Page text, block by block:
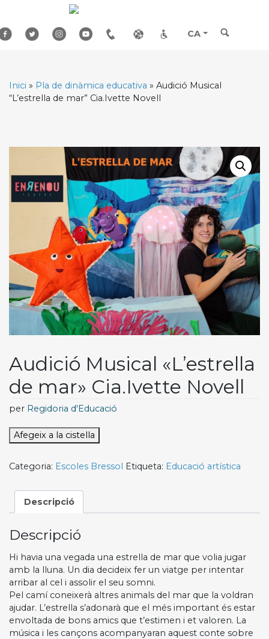
content
CA
Inici » Pla de dinàmica educativa » Audició Musical
“L’estrella de mar” Cia.Ivette Novell
Audició Musical «L’estrella
de mar» Cia.Ivette Novell
per Regidoria d'Educació
Afegeix a la cistella
Categoria: Escoles Bressol Etiqueta: Educació artística
Descripció
Descripció
Hi havia una vegada una estrella de mar que volia jugar
amb la lluna. Un dia decideix fer un viatge per intentar
arribar al cel i assolir el seu somni.
Pel camí coneixerà altres animals del mar que la voldran
ajudar. L’estrella s’adonarà que el més important és estar
envoltada de bons amics que t’estimen i et valoren. La
música i les cançons acompanyaran aquest conte sobre